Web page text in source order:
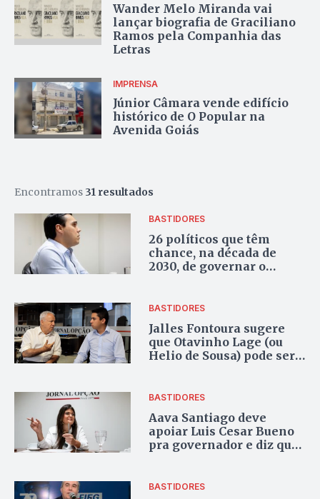
Wander Melo Miranda vai
lançar biografia de Graciliano
Ramos pela Companhia das
Letras
IMPRENSA
Júnior Câmara vende edifício
histórico de O Popular na
Avenida Goiás
Encontramos 31 resultados
BASTIDORES
26 políticos que têm
chance, na década de
2030, de governar o
BASTIDORES
Jalles Fontoura sugere
que Otavinho Lage (ou
Helio de Sousa) pode ser
BASTIDORES
Aava Santiago deve
apoiar Luis Cesar Bueno
pra governador e diz que
BASTIDORES